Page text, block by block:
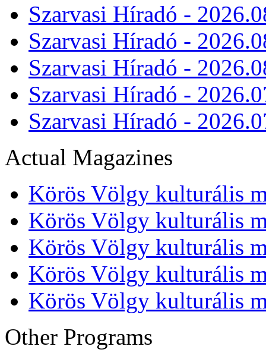
Szarvasi Híradó -
Szarvasi Híradó -
Szarvasi Híradó -
Szarvasi Híradó -
Szarvasi Híradó -
Actual Magazines
Körös Völgy kulturális
Körös Völgy kulturális
Körös Völgy kulturális
Körös Völgy kulturális
Körös Völgy kulturális
Other Programs